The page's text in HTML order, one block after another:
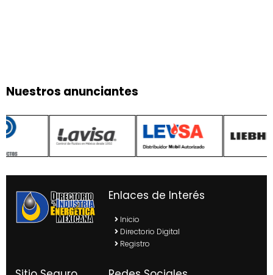
Nuestros anunciantes
Enlaces de Interés
Inicio
Directorio Digital
Registro